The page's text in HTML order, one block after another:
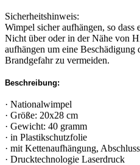
Sicherheitshinweis:
Wimpel sicher aufhängen, so dass
Nicht über oder in der Nähe von
aufhängen um eine Beschädigung
Brandgefahr zu vermeiden.
Beschreibung:
· Nationalwimpel
· Größe: 20x28 cm
· Gewicht: 40 gramm
· in Plastikschutzfolie
· mit Kettenaufhängung,
· Drucktechnologie Laserdruck